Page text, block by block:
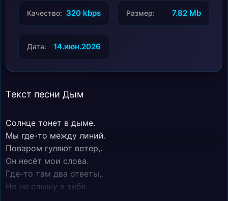
Качество: 320 kbps Размер: 7.82 Mb
Дата: 14.июн.2026
Текст песни Дым
Солнце тонет в дыме.
Мы где-то между линий.
Поваром гуляют ветер,.
Он несёт мои слова.
Где-то там два ответы,.
Но не слышу я тебя.